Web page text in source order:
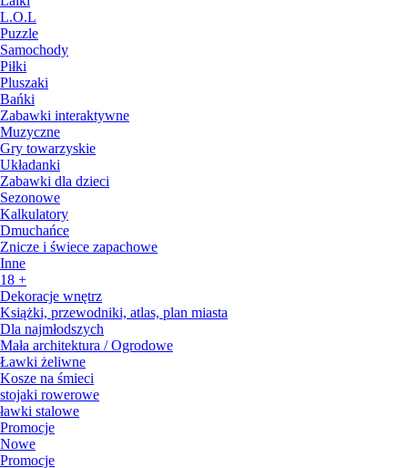
L.O.L
Puzzle
Samochody
Piłki
Pluszaki
Bańki
Zabawki interaktywne
Muzyczne
Gry towarzyskie
Układanki
Zabawki dla dzieci
Sezonowe
Kalkulatory
Dmuchańce
Znicze i świece zapachowe
Inne
18 +
Dekoracje wnętrz
Książki, przewodniki, atlas, plan miasta
Dla najmłodszych
Mała architektura / Ogrodowe
Ławki żeliwne
Kosze na śmieci
stojaki rowerowe
ławki stalowe
Promocje
Nowe
Promocje